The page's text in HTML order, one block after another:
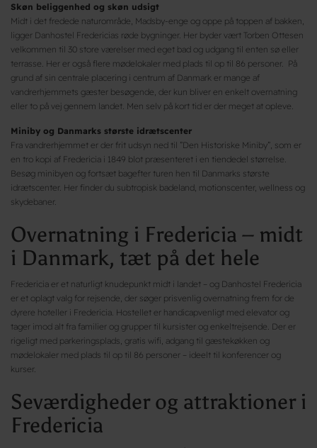
Skøn beliggenhed og skøn udsigt
Midt i det fredede naturområde, Madsby-enge og oppe på toppen af bakken,
ligger Danhostel Fredericias røde bygninger. Her byder vært Torben Ottesen
velkommen til 30 store værelser med eget bad og udgang til enten sø eller
terrasse. Her er også flere mødelokaler med plads til op til 86 personer. På
grund af sin centrale placering i centrum af Danmark er mange af
vandrerhjemmets gæster besøgende, der kun bliver en enkelt overnatning
eller to på vej gennem landet. Men selv på kort tid er der meget at opleve.
Miniby og Danmarks største idrætscenter
Fra vandrerhjemmet er der frit udsyn ned til ”Den Historiske Miniby”, som er
en tro kopi af Fredericia i 1849 blot præsenteret i en tiendedel størrelse.
Besøg minibyen og fortsæt bagefter turen hen til Danmarks største
idrætscenter. Her finder du subtropisk badeland, motionscenter, wellness og
skydebaner.
Overnatning i Fredericia – midt
i Danmark, tæt på det hele
Fredericia er et naturligt knudepunkt midt i landet – og Danhostel Fredericia
er et oplagt valg for rejsende, der søger prisvenlig overnatning frem for de
dyrere hoteller i Fredericia. Hostellet er handicapvenligt med elevator og
tager imod alt fra familier og grupper til kursister og enkeltrejsende. Der er
rigeligt med parkeringsplads, gratis wifi, adgang til gæstekøkken og
mødelokaler med plads til op til 86 personer – ideelt til konferencer og
kurser.
Seværdigheder og attraktioner i
Fredericia